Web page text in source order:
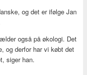
og det er ifølge Jan
også på økologi. Det
og derfor har vi købt det
siger han.